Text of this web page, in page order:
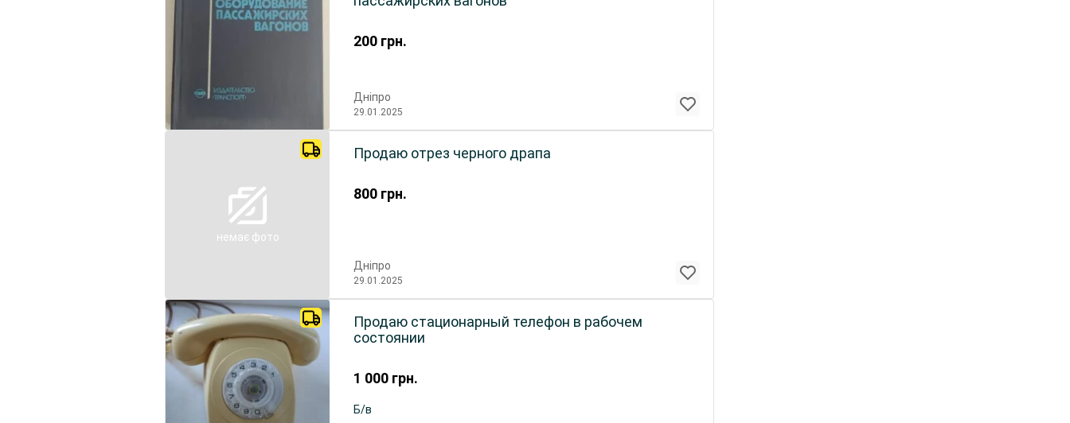
200 грн.
Дніпро
29.01.2025
немає фото
800 грн.
Продаю отрез черного драпа
Дніпро
29.01.2025
1 000 грн.
Продаю стационарный телефон в рабочем
состоянии
Б/в